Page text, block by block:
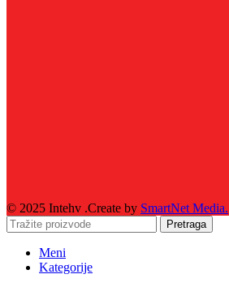
© 2025 Intehv .Create by SmartNet Media.
Pretraga
Meni
Kategorije